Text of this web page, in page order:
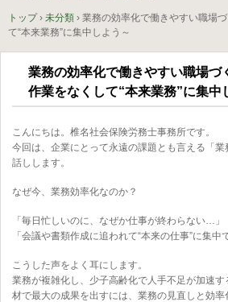
トップ › 未分類 › 業務の効率化で働きやすい職場
て“本来業務”に集中しよう～
業務の効率化で働きやすい職場づ
作業をなくして“本来業務”に集中
こんにちは。椎名社会保険労務士事務所です。
今回は、企業にとって永遠の課題とも言える「
話しします。
なぜ今、業務効率化なのか？
「毎日忙しいのに、なぜか仕事が終わらない…」
「会議や書類作成に追われて“本来の仕事”に集中
こうした声をよく耳にします。
業務が複雑化し、少子高齢化で人手不足が加速す
材で最大の成果を出すには、業務の見直しと効率